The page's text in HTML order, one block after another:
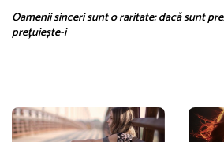
Oamenii sinceri sunt o raritate: dacă sunt
prețuiește-i